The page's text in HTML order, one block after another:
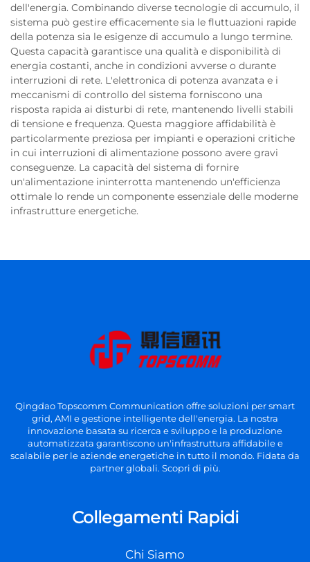
dell'energia. Combinando diverse tecnologie di accumulo, il
sistema può gestire efficacemente sia le fluttuazioni rapide
della potenza sia le esigenze di accumulo a lungo termine.
Questa capacità garantisce una qualità e disponibilità di
energia costanti, anche in condizioni avverse o durante
interruzioni di rete. L'elettronica di potenza avanzata e i
meccanismi di controllo del sistema forniscono una
risposta rapida ai disturbi di rete, mantenendo livelli stabili
di tensione e frequenza. Questa maggiore affidabilità è
particolarmente preziosa per impianti e operazioni critiche
in cui interruzioni di alimentazione possono avere gravi
conseguenze. La capacità del sistema di fornire
un'alimentazione ininterrotta mantenendo un'efficienza
ottimale lo rende un componente essenziale delle moderne
infrastrutture energetiche.
Qingdao Topscomm Communication offre soluzioni per smart
grid, AMI e gestione intelligente dell'energia. La nostra
innovazione basata su ricerca e sviluppo e la produzione
automatizzata garantiscono un'infrastruttura affidabile e
scalabile per le aziende energetiche in tutto il mondo. Fidata da
partner globali. Scopri di più.
Collegamenti Rapidi
Chi Siamo